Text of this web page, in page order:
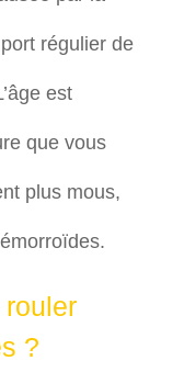
régulier de
est
que vous
plus mous,
?